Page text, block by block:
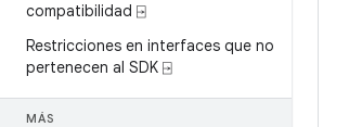
compatibilidad ⍈
Restricciones en interfaces que no
pertenecen al SDK ⍈
MÁS